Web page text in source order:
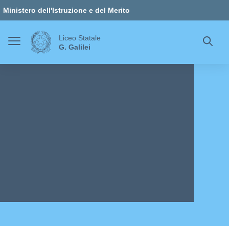
Ministero dell'Istruzione e del Merito
Liceo Statale
G. Galilei